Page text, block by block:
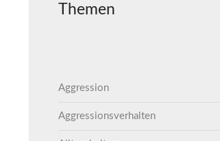
Themen
Aggression
Aggressionsverhalten